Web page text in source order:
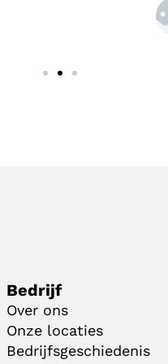
Bedrijf
Over ons
Onze locaties
Bedrijfsgeschiedenis